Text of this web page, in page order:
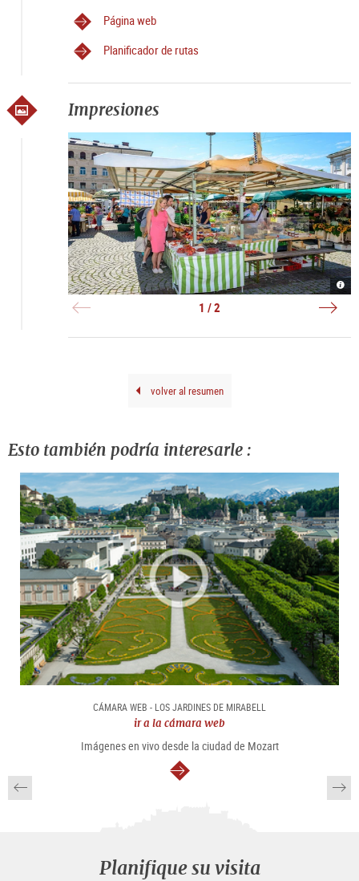
Página web
Planificador de rutas
Impresiones
G.
1 / 2
volver al resumen
Esto también podría interesarle :
CÁMARA WEB - LOS JARDINES DE MIRABELL
ir a la cámara web
Imágenes en vivo desde la ciudad de Mozart
continuar
Planifique su visita